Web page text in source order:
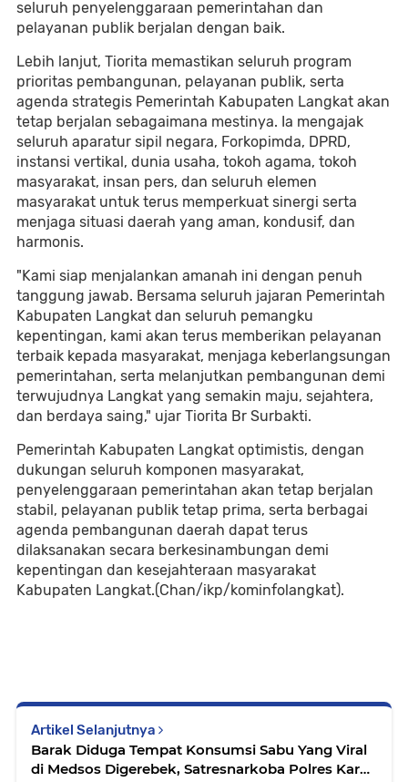
seluruh penyelenggaraan pemerintahan dan
pelayanan publik berjalan dengan baik.
Lebih lanjut, Tiorita memastikan seluruh program
prioritas pembangunan, pelayanan publik, serta
agenda strategis Pemerintah Kabupaten Langkat akan
tetap berjalan sebagaimana mestinya. Ia mengajak
seluruh aparatur sipil negara, Forkopimda, DPRD,
instansi vertikal, dunia usaha, tokoh agama, tokoh
masyarakat, insan pers, dan seluruh elemen
masyarakat untuk terus memperkuat sinergi serta
menjaga situasi daerah yang aman, kondusif, dan
harmonis.
"Kami siap menjalankan amanah ini dengan penuh
tanggung jawab. Bersama seluruh jajaran Pemerintah
Kabupaten Langkat dan seluruh pemangku
kepentingan, kami akan terus memberikan pelayanan
terbaik kepada masyarakat, menjaga keberlangsungan
pemerintahan, serta melanjutkan pembangunan demi
terwujudnya Langkat yang semakin maju, sejahtera,
dan berdaya saing," ujar Tiorita Br Surbakti.
Pemerintah Kabupaten Langkat optimistis, dengan
dukungan seluruh komponen masyarakat,
penyelenggaraan pemerintahan akan tetap berjalan
stabil, pelayanan publik tetap prima, serta berbagai
agenda pembangunan daerah dapat terus
dilaksanakan secara berkesinambungan demi
kepentingan dan kesejahteraan masyarakat
Kabupaten Langkat.(Chan/ikp/kominfolangkat).
Artikel Selanjutnya
Barak Diduga Tempat Konsumsi Sabu Yang Viral
di Medsos Digerebek, Satresnarkoba Polres Karo